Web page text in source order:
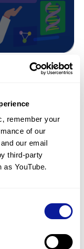
remember your
of our
our email
third-party
YouTube.
전자
제 복스